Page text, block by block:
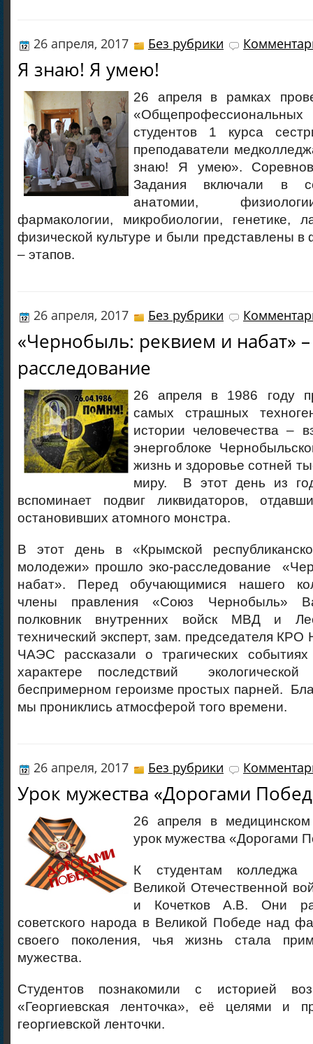
26 апреля, 2017 Без рубрики
Я знаю! Я умею!
26 апреля в рамках
студентов 1 курса
преподаватели
знаю! Я умею».
Задания включали в
анатомии,
фармакологии, микробиологии, генетике,
физической культуре и были представлены в
– этапов.
26 апреля, 2017 Без рубрики
«Чернобыль: реквием и набат» –
расследование
26 апреля в 1986 году
самых страшных
истории человечества –
энергоблоке
жизнь и здоровье сотней
миру. В этот день из
вспоминает подвиг ликвидаторов,
остановивших атомного монстра.
В этот день в «Крымской
молодежи» прошло эко-расследование
набат». Перед обучающимися нашего
члены правления «Союз Чернобыль»
полковник внутренних войск МВД и
технический эксперт, зам. председателя
ЧАЭС рассказали о трагических
характере последствий
беспримерном героизме простых парней.
мы прониклись атмосферой того времени.
26 апреля, 2017 Без рубрики
Урок мужества «Дорогами
26 апреля в
урок мужества «Дорогами
К студентам колледжа
Великой Отечественной
и Кочетков А.В. Они
советского народа в Великой Победе над
своего поколения, чья жизнь стала
мужества.
Студентов познакомили с историей
«Георгиевская ленточка», её целями и
георгиевской ленточки.